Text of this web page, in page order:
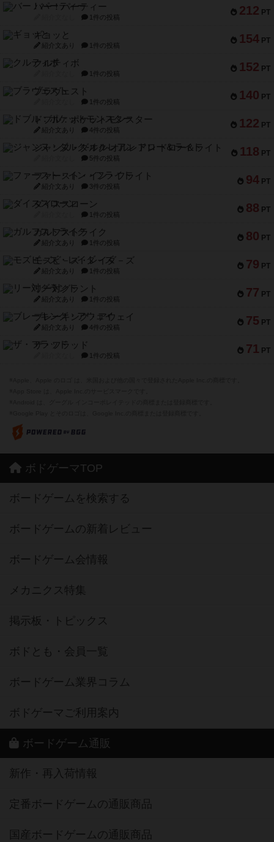
212 PT
バー！パーティー
1件の投稿
154 PT
ギョッと
紹介文あり 1件の投稿
152 PT
クルティボ
1件の投稿
140 PT
ブラヴェスト
1件の投稿
122 PT
ドブル：ポケットモンスター
紹介文あり 4件の投稿
118 PT
ジャンヌ・ダルク-オルレアン ドロー＆ライト
5件の投稿
94 PT
ファースト・イン・フライト
紹介文あり 3件の投稿
88 PT
ダイススローン
1件の投稿
80 PT
ガルフストライク
紹介文あり 1件の投稿
79 PT
モズビ－ズ・レイダ－ズ
紹介文あり 1件の投稿
77 PT
リー対グラント
紹介文あり 1件の投稿
75 PT
ブレーキング・アウェイ
紹介文あり 4件の投稿
71 PT
ザ・フラッド
1件の投稿
ボドゲーマTOP
ボードゲームを検索する
ボードゲームの新着レビュー
ボードゲーム会情報
メカニクス特集
掲示板・トピックス
ボドとも・会員一覧
ボードゲーム業界コラム
ボドゲーマご利用案内
ボードゲーム通販
新作・再入荷情報
定番ボードゲームの通販商品
国産ボードゲームの通販商品